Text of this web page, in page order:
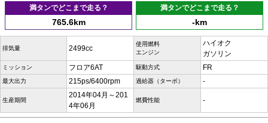
満タンでどこまで走る？
765.6km
満タンでどこまで走る？
-km
排気量 2499cc
使用燃料
エンジン
ハイオク
ガソリン
ミッション フロア6AT 駆動方式 FR
最大出力 215ps/6400rpm 過給器（ターボ） -
生産期間
2014年04月～201
4年06月
燃費性能 -